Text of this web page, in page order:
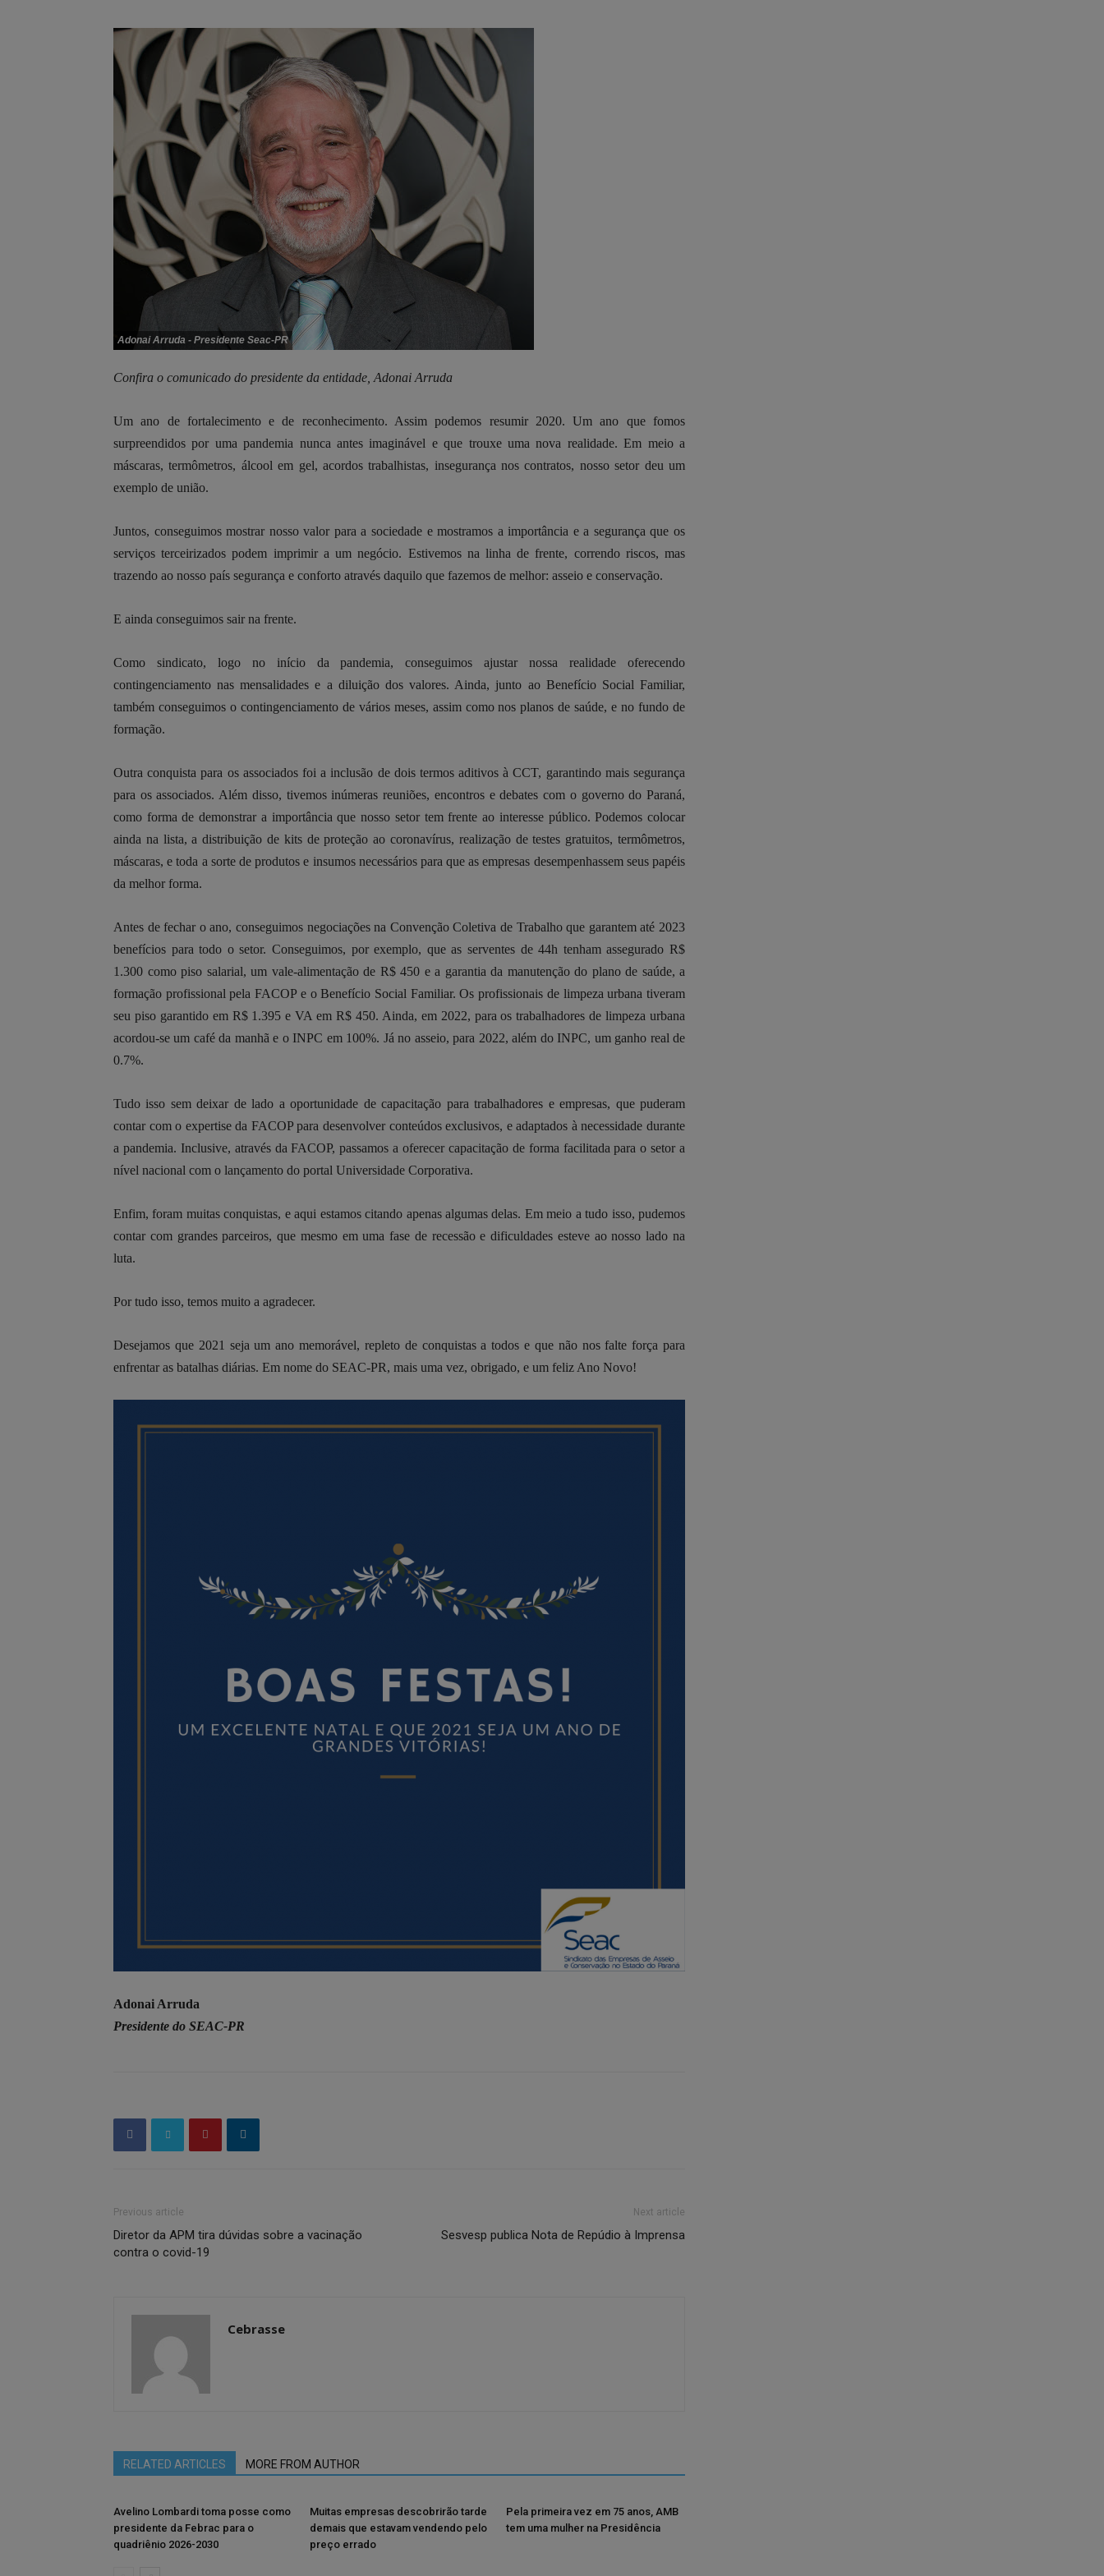
Adonai Arruda - Presidente Seac-PR
Confira o comunicado do presidente da entidade, Adonai Arruda
Um ano de fortalecimento e de reconhecimento. Assim podemos resumir 2020. Um ano que fomos
surpreendidos por uma pandemia nunca antes imaginável e que trouxe uma nova realidade. Em meio a
máscaras, termômetros, álcool em gel, acordos trabalhistas, insegurança nos contratos, nosso setor deu um
exemplo de união.
Juntos, conseguimos mostrar nosso valor para a sociedade e mostramos a importância e a segurança que os
serviços terceirizados podem imprimir a um negócio. Estivemos na linha de frente, correndo riscos, mas
trazendo ao nosso país segurança e conforto através daquilo que fazemos de melhor: asseio e conservação.
E ainda conseguimos sair na frente.
Como sindicato, logo no início da pandemia, conseguimos ajustar nossa realidade oferecendo
contingenciamento nas mensalidades e a diluição dos valores. Ainda, junto ao Benefício Social Familiar,
também conseguimos o contingenciamento de vários meses, assim como nos planos de saúde, e no fundo de
formação.
Outra conquista para os associados foi a inclusão de dois termos aditivos à CCT, garantindo mais segurança
para os associados. Além disso, tivemos inúmeras reuniões, encontros e debates com o governo do Paraná,
como forma de demonstrar a importância que nosso setor tem frente ao interesse público. Podemos colocar
ainda na lista, a distribuição de kits de proteção ao coronavírus, realização de testes gratuitos, termômetros,
máscaras, e toda a sorte de produtos e insumos necessários para que as empresas desempenhassem seus papéis
da melhor forma.
Antes de fechar o ano, conseguimos negociações na Convenção Coletiva de Trabalho que garantem até 2023
benefícios para todo o setor. Conseguimos, por exemplo, que as serventes de 44h tenham assegurado R$
1.300 como piso salarial, um vale-alimentação de R$ 450 e a garantia da manutenção do plano de saúde, a
formação profissional pela FACOP e o Benefício Social Familiar. Os profissionais de limpeza urbana tiveram
seu piso garantido em R$ 1.395 e VA em R$ 450. Ainda, em 2022, para os trabalhadores de limpeza urbana
acordou-se um café da manhã e o INPC em 100%. Já no asseio, para 2022, além do INPC, um ganho real de
0.7%.
Tudo isso sem deixar de lado a oportunidade de capacitação para trabalhadores e empresas, que puderam
contar com o expertise da FACOP para desenvolver conteúdos exclusivos, e adaptados à necessidade durante
a pandemia. Inclusive, através da FACOP, passamos a oferecer capacitação de forma facilitada para o setor a
nível nacional com o lançamento do portal Universidade Corporativa.
Enfim, foram muitas conquistas, e aqui estamos citando apenas algumas delas. Em meio a tudo isso, pudemos
contar com grandes parceiros, que mesmo em uma fase de recessão e dificuldades esteve ao nosso lado na
luta.
Por tudo isso, temos muito a agradecer.
Desejamos que 2021 seja um ano memorável, repleto de conquistas a todos e que não nos falte força para
enfrentar as batalhas diárias. Em nome do SEAC-PR, mais uma vez, obrigado, e um feliz Ano Novo!
Adonai Arruda
Presidente do SEAC-PR
Previous article
Diretor da APM tira dúvidas sobre a vacinação
contra o covid-19
Next article
Sesvesp publica Nota de Repúdio à Imprensa
Cebrasse
RELATED ARTICLES MORE FROM AUTHOR
Avelino Lombardi toma posse como
presidente da Febrac para o
quadriênio 2026-2030
Muitas empresas descobrirão tarde
demais que estavam vendendo pelo
preço errado
Pela primeira vez em 75 anos, AMB
tem uma mulher na Presidência